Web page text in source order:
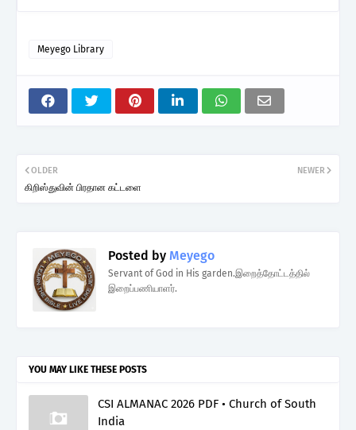
Meyego Library
NEWER
OLDER
கிறிஸ்துவின் பிரதான கட்டளை
Posted by Meyego
Servant of God in His garden.இறைத்தோட்டத்தில்
இறைப்பணியாளர்.
YOU MAY LIKE THESE POSTS
CSI ALMANAC 2026 PDF • Church of South
India